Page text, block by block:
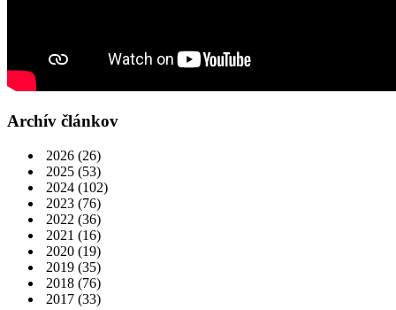
Archív článkov
2026 (26)
2025 (53)
2024 (102)
2023 (76)
2022 (36)
2021 (16)
2020 (19)
2019 (35)
2018 (76)
2017 (33)